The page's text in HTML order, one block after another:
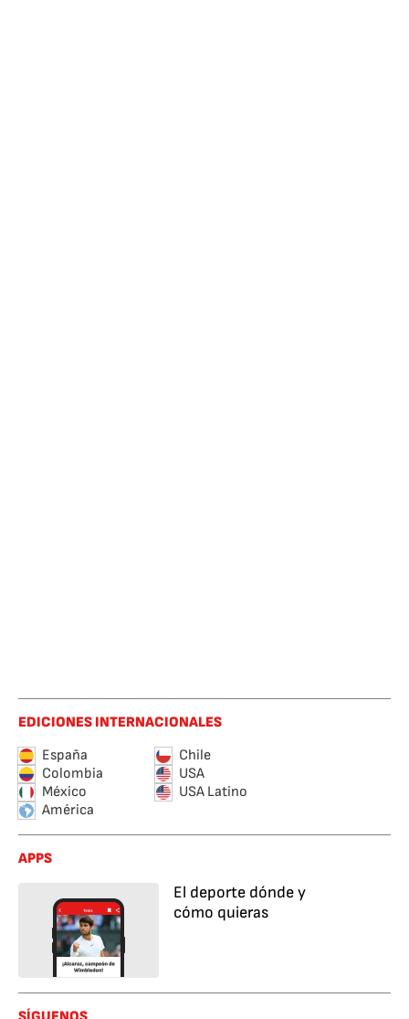
EDICIONES INTERNACIONALES
España
Chile
Colombia
USA
México
USA Latino
América
APPS
El deporte dónde y
cómo quieras